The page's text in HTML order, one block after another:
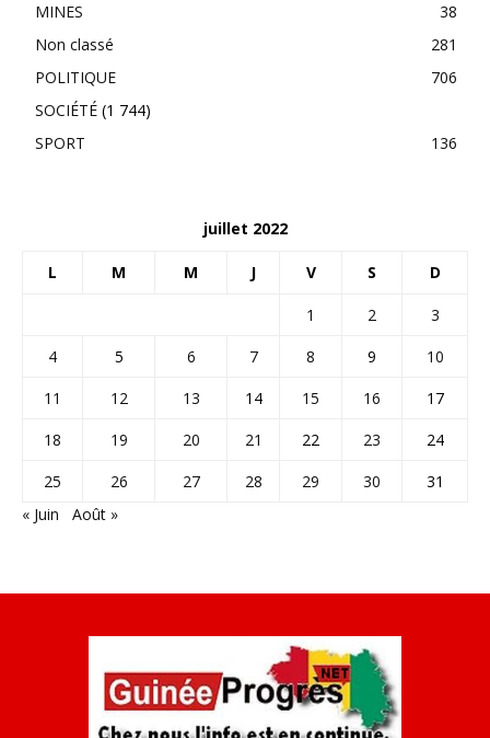
MINES
38
Non classé
281
POLITIQUE
706
SOCIÉTÉ (1 744)
SPORT
136
juillet 2022
L M M J V S D
1 2
3
4
5 6 7 8 9
10
11
12 13 14 15 16
17
18
19 20 21 22 23
24
25
26 27 28 29 30
31
« Juin
Août »